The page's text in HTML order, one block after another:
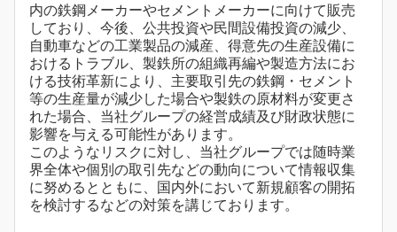
内の鉄鋼メーカーやセメントメーカーに向けて販売
しており、今後、公共投資や民間設備投資の減少、
自動車などの工業製品の減産、得意先の生産設備に
おけるトラブル、製鉄所の組織再編や製造方法にお
ける技術革新により、主要取引先の鉄鋼・セメント
等の生産量が減少した場合や製鉄の原材料が変更さ
れた場合、当社グループの経営成績及び財政状態に
影響を与える可能性があります。
このようなリスクに対し、当社グループでは随時業
界全体や個別の取引先などの動向について情報収集
に努めるとともに、国内外において新規顧客の開拓
を検討するなどの対策を講じております。